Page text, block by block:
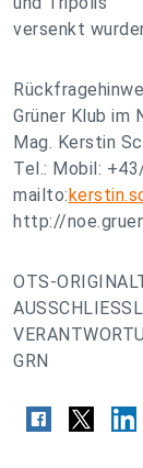
versenkt
Grüner Klub im
Mag. Kerstin
Tel.: Mobil:
mailto:
http://
OTS-
GRN